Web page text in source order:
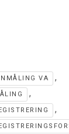
VA ,
,
,